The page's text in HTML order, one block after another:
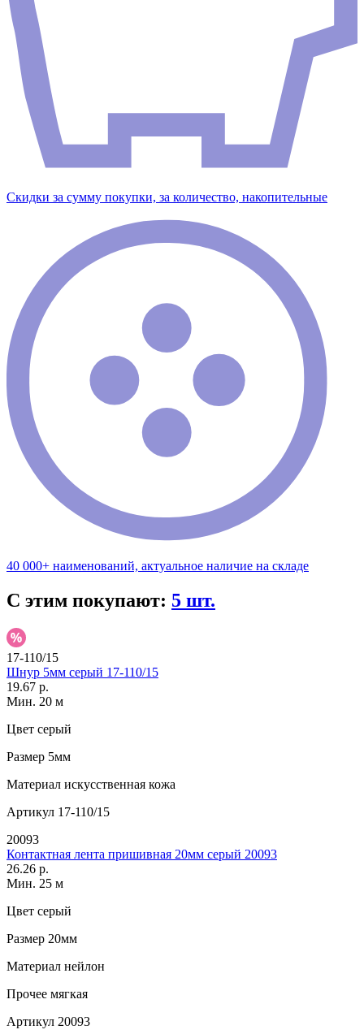
Скидки за сумму покупки, за количество, накопительные
40 000+ наименований, актуальное наличие на складе
С этим покупают: 5 шт.
17-110/15
Шнур 5мм серый 17-110/15
19.67 р.
Мин. 20 м
Цвет серый
Размер 5мм
Материал искусственная кожа
Артикул 17-110/15
20093
Контактная лента пришивная 20мм серый 20093
26.26 р.
Мин. 25 м
Цвет серый
Размер 20мм
Материал нейлон
Прочее мягкая
Артикул 20093